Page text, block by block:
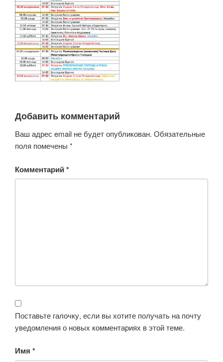
Добавить комментарий
Ваш адрес email не будет опубликован. Обязательные
поля помечены *
Комментарий*
Поставьте галочку, если вы хотите получать на почту
уведомления о новых комментариях в этой теме.
Имя *